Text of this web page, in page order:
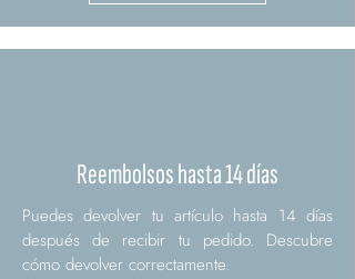
Reembolsos hasta 14 días
Puedes devolver tu artículo hasta 14 días
después de recibir tu pedido. Descubre
cómo devolver correctamente.